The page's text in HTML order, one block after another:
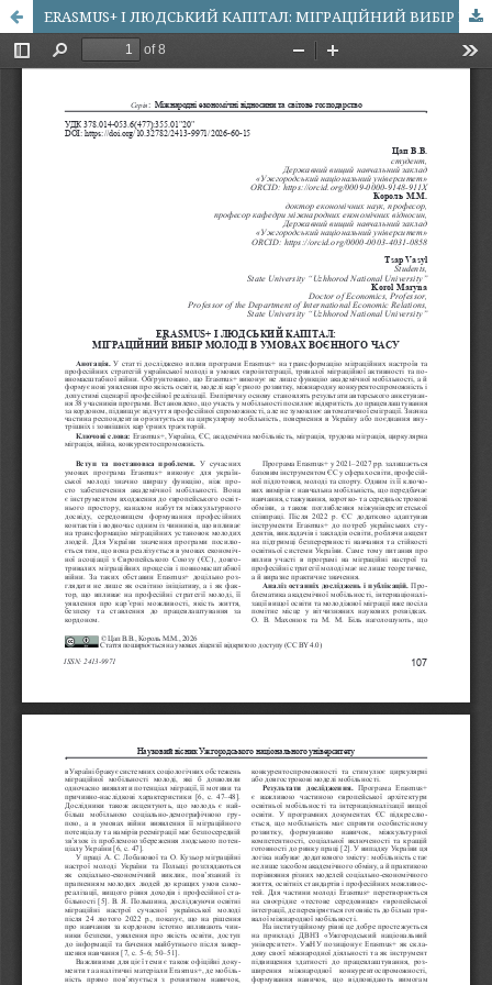
ERASMUS+ І ЛЮДСЬКИЙ КАПІТАЛ: МІГРАЦІЙНИЙ ВИБІР МОЛОДІ В УМОВАХ ВОЄННОГО ЧАСУ